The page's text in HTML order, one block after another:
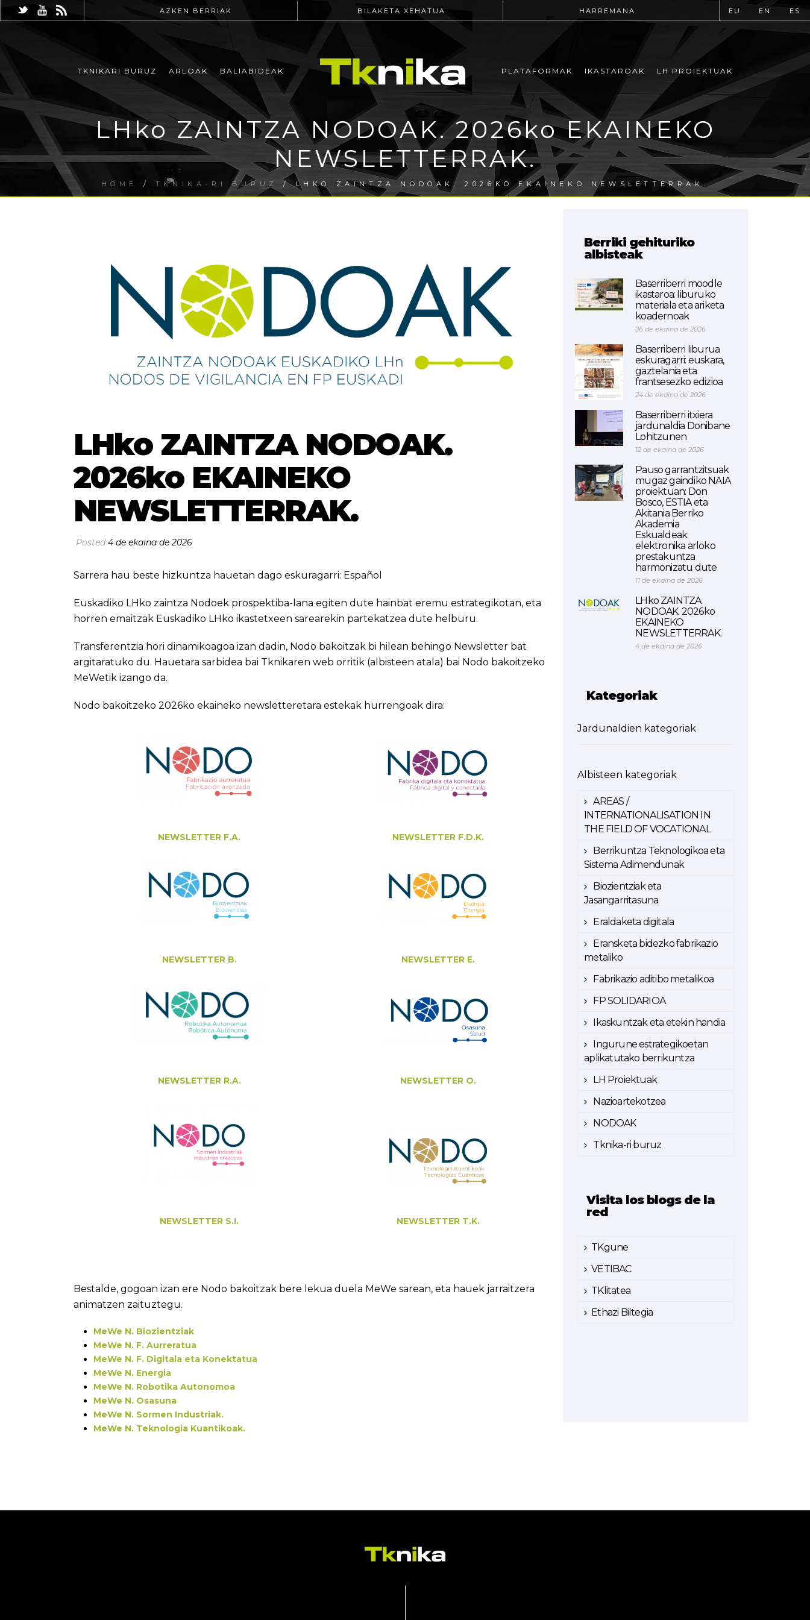
AZKEN BERRIAK BILAKETA XEHATUA HARREMANA EU EN ES
TKNIKARI BURUZ ARLOAK BALIABIDEAK PLATAFORMAK IKASTAROAK LH PROIEKTUAK
LHko ZAINTZA NODOAK. 2026ko EKAINEKO
NEWSLETTERRAK.
HOME / TKNIKA-RI BURUZ / LHKO ZAINTZA NODOAK. 2026KO EKAINEKO NEWSLETTERRAK.
LHko ZAINTZA NODOAK.
2026ko EKAINEKO
NEWSLETTERRAK.
Posted4 de ekaina de 2026
Sarrera hau beste hizkuntza hauetan dago eskuragarri: Español
Euskadiko LHko zaintza Nodoek prospektiba-lana egiten dute hainbat eremu estrategikotan, eta
horren emaitzak Euskadiko LHko ikastetxeen sarearekin partekatzea dute helburu.
Transferentzia hori dinamikoagoa izan dadin, Nodo bakoitzak bi hilean behingo Newsletter bat
argitaratuko du. Hauetara sarbidea bai Tknikaren web orritik (albisteen atala) bai Nodo bakoitzeko
MeWetik izango da.
Nodo bakoitzeko 2026ko ekaineko newsletteretara estekak hurrengoak dira:
NEWSLETTER F.A. NEWSLETTER F.D.K.
NEWSLETTER B. NEWSLETTER E.
NEWSLETTER R.A. NEWSLETTER O.
NEWSLETTER S.I. NEWSLETTER T.K.
Bestalde, gogoan izan ere Nodo bakoitzak bere lekua duela MeWe sarean, eta hauek jarraitzera
animatzen zaituztegu.
MeWe N. Biozientziak
MeWe N. F. Aurreratua
MeWe N. F. Digitala eta Konektatua
MeWe N. Energia
MeWe N. Robotika Autonomoa
MeWe N. Osasuna
MeWe N. Sormen Industriak.
MeWe N. Teknologia Kuantikoak.
Berriki gehituriko
albisteak
Baserriberri moodle
ikastaroa: liburuko
materiala eta ariketa
koadernoak
26 de ekaina de 2026
Baserriberri liburua
eskuragarri: euskara,
gaztelania eta
frantsesezko edizioa
24 de ekaina de 2026
Baserriberri itxiera
jardunaldia Donibane
Lohitzunen
12 de ekaina de 2026
Pauso garrantzitsuak
mugaz gaindiko NAIA
proiektuan: Don
Bosco, ESTIA eta
Akitania Berriko
Akademia
Eskualdeak
elektronika arloko
prestakuntza
harmonizatu dute
11 de ekaina de 2026
LHko ZAINTZA
NODOAK. 2026ko
EKAINEKO
NEWSLETTERRAK.
4 de ekaina de 2026
Kategoriak
Jardunaldien kategoriak
Albisteen kategoriak
AREAS /
INTERNATIONALISATION IN
THE FIELD OF VOCATIONAL
Berrikuntza Teknologikoa eta
Sistema Adimendunak
Biozientziak eta
Jasangarritasuna
Eraldaketa digitala
Eransketa bidezko fabrikazio
metaliko
Fabrikazio aditibo metalikoa
FP SOLIDARIOA
Ikaskuntzak eta etekin handia
Ingurune estrategikoetan
aplikatutako berrikuntza
LH Proiektuak
Nazioartekotzea
NODOAK
Tknika-ri buruz
Visita los blogs de la
red
TKgune
VETIBAC
TKlitatea
Ethazi Biltegia